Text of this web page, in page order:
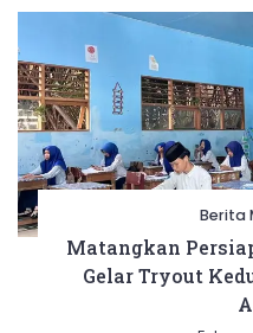
Berita
Matangkan
Gelar Tryout